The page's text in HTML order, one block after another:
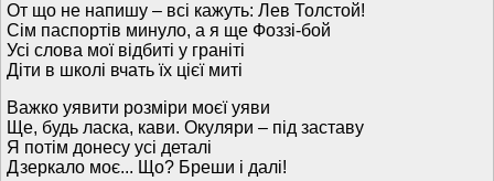
От що не напишу – всі кажуть: Лев Толстой!
Сім паспортів минуло, а я ще Фоззі-бой
Усі слова мої відбиті у граніті
Діти в школі вчать їх цієї миті
Важко уявити розміри моєї уяви
Ще, будь ласка, кави. Окуляри – під заставу
Я потім донесу усі деталі
Дзеркало моє... Що? Бреши і далі!